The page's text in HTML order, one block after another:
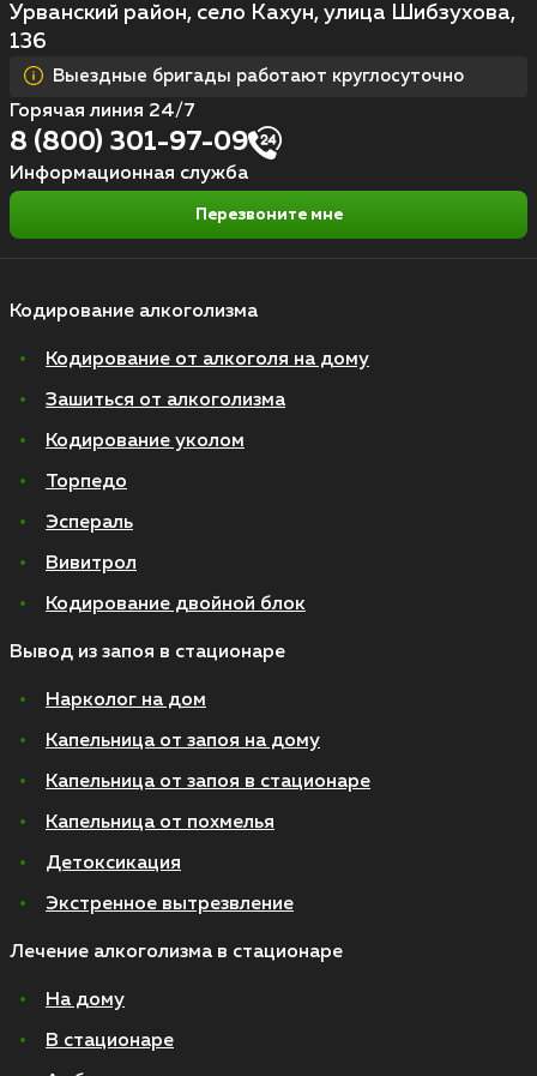
Кодирование алкоголизма
Кодирование от алкоголя на дому
Зашиться от алкоголизма
Кодирование уколом
Торпедо
Эспераль
Вивитрол
Кодирование двойной блок
Вывод из запоя в стационаре
Нарколог на дом
Капельница от запоя на дому
Капельница от запоя в стационаре
Капельница от похмелья
Детоксикация
Экстренное вытрезвление
Лечение алкоголизма в стационаре
На дому
В стационаре
Урванский район, село Кахун, улица Шибзухова,
136
Выездные бригады работают круглосуточно
Горячая линия 24/7
8 (800) 301-97-09
Информационная служба
Перезвоните мне